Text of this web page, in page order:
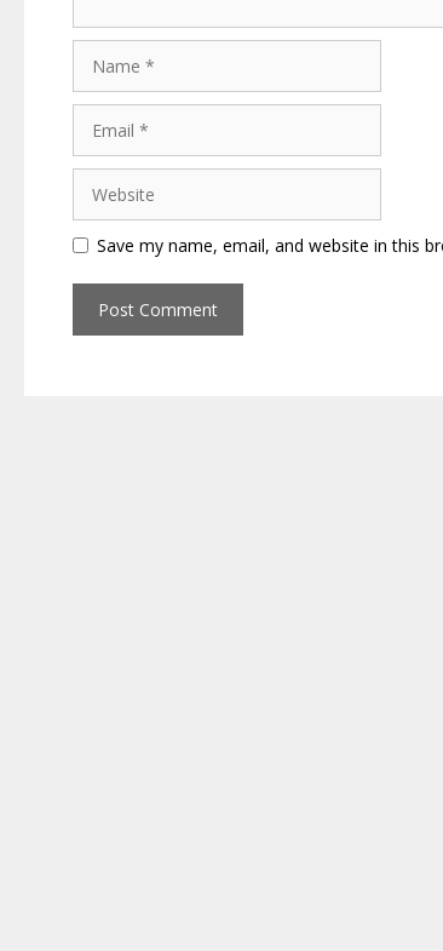
Save my name, email, and website in this